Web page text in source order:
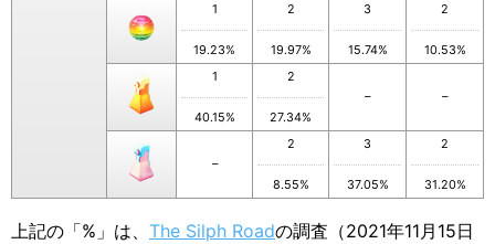
1
19.23%
2
19.97%
3
15.74%
2
10.53%
1
40.15%
2
27.34%
– –
–
2
8.55%
3
37.05%
2
31.20%
上記の「%」は、 The Silph Roadの調査（2021年11月15日